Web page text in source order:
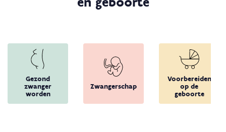
Gezond
zwanger
worden
Zwangerschap
Voorbereiden
op de
geboorte